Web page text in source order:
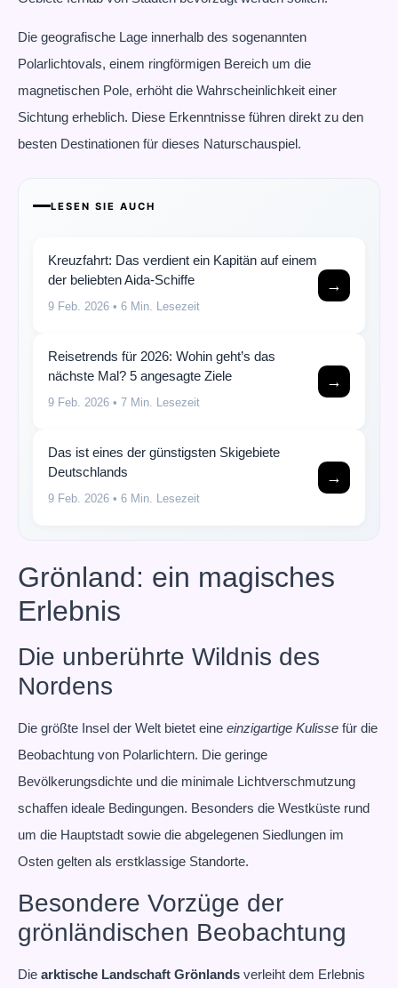
Die geografische Lage innerhalb des sogenannten
Polarlichtovals, einem ringförmigen Bereich um die
magnetischen Pole, erhöht die Wahrscheinlichkeit einer
Sichtung erheblich. Diese Erkenntnisse führen direkt zu den
besten Destinationen für dieses Naturschauspiel.
LESEN SIE AUCH
Kreuzfahrt: Das verdient ein Kapitän auf einem
der beliebten Aida-Schiffe
9 Feb. 2026 • 6 Min. Lesezeit
→
Reisetrends für 2026: Wohin geht’s das
nächste Mal? 5 angesagte Ziele
9 Feb. 2026 • 7 Min. Lesezeit
→
Das ist eines der günstigsten Skigebiete
Deutschlands
9 Feb. 2026 • 6 Min. Lesezeit
→
Grönland: ein magisches
Erlebnis
Die unberührte Wildnis des
Nordens
Die größte Insel der Welt bietet eine einzigartige Kulisse für die
Beobachtung von Polarlichtern. Die geringe
Bevölkerungsdichte und die minimale Lichtverschmutzung
schaffen ideale Bedingungen. Besonders die Westküste rund
um die Hauptstadt sowie die abgelegenen Siedlungen im
Osten gelten als erstklassige Standorte.
Besondere Vorzüge der
grönländischen Beobachtung
Die arktische Landschaft Grönlands verleiht dem Erlebnis